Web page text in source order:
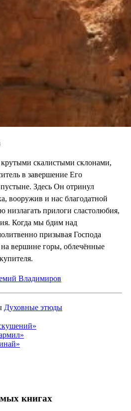
крутыми скалистыми склонами,
в завершение Его
Здесь Он отринул
вооружив и нас благодатной
низлагать прилоги сластолюбия,
Когда мы бдим над
призывая Господа
вершине горы, облечённые
Владимиров
Духовные этюды
книгах